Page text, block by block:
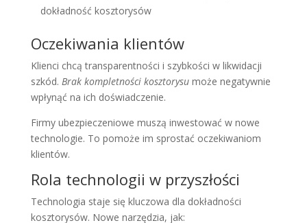
dokładność kosztorysów
Oczekiwania klientów
Klienci chcą transparentności i szybkości w likwidacji
szkód. Brak kompletności kosztorysumoże negatywnie
wpłynąć na ich doświadczenie.
Firmy ubezpieczeniowe muszą inwestować w nowe
technologie. To pomoże im sprostać oczekiwaniom
klientów.
Rola technologii w przyszłości
Technologia staje się kluczowa dla dokładności
kosztorysów. Nowe narzędzia, jak: